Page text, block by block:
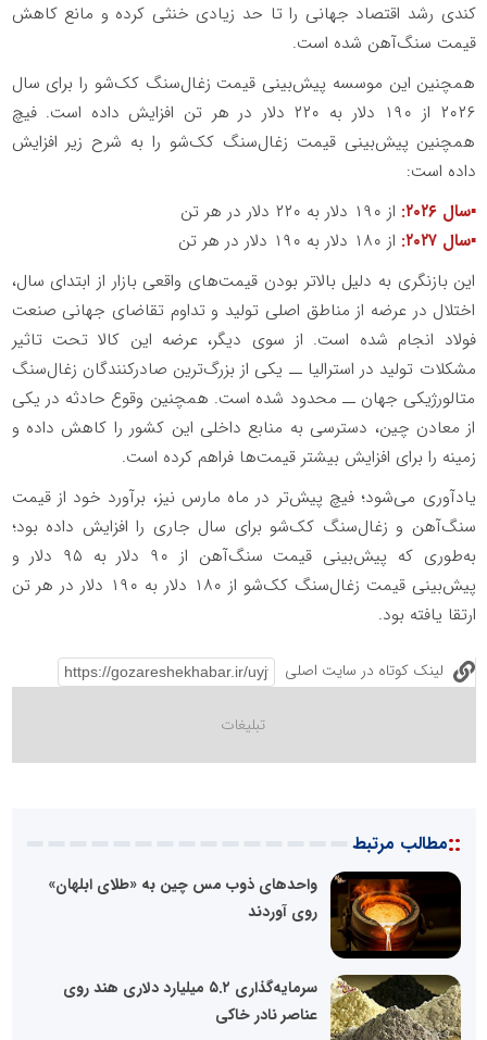
کندی رشد اقتصاد جهانی را تا حد زیادی خنثی کرده و مانع کاهش
قیمت سنگ‌آهن شده است.
همچنین این موسسه پیش‌بینی قیمت زغال‌سنگ کک‌شو را برای سال
۲۰۲۶ از ۱۹۰ دلار به ۲۲۰ دلار در هر تن افزایش داده است. فیچ
همچنین پیش‌بینی قیمت زغال‌سنگ کک‌شو را به شرح زیر افزایش
داده است:
▪️سال ۲۰۲۶:
از ۱۹۰ دلار به ۲۲۰ دلار در هر تن
▪️سال ۲۰۲۷:
از ۱۸۰ دلار به ۱۹۰ دلار در هر تن
این بازنگری به دلیل بالاتر بودن قیمت‌های واقعی بازار از ابتدای سال،
اختلال در عرضه از مناطق اصلی تولید و تداوم تقاضای جهانی صنعت
فولاد انجام شده است. از سوی دیگر، عرضه این کالا تحت تاثیر
مشکلات تولید در استرالیا ــ یکی از بزرگ‌ترین صادرکنندگان زغال‌سنگ
متالورژیکی جهان ــ محدود شده است. همچنین وقوع حادثه در یکی
از معادن چین، دسترسی به منابع داخلی این کشور را کاهش داده و
زمینه را برای افزایش بیشتر قیمت‌ها فراهم کرده است.
یادآوری می‌شود؛ فیچ پیش‌تر در ماه مارس نیز، برآورد خود از قیمت
سنگ‌آهن و زغال‌سنگ کک‌شو برای سال جاری را افزایش داده بود؛
به‌طوری که پیش‌بینی قیمت سنگ‌آهن از ۹۰ دلار به ۹۵ دلار و
پیش‌بینی قیمت زغال‌سنگ کک‌شو از ۱۸۰ دلار به ۱۹۰ دلار در هر تن
ارتقا یافته بود.
لینک کوتاه در سایت اصلی
::مطالب مرتبط
واحدهای ذوب مس چین به «طلای ابلهان»
روی آوردند
سرمایه‌گذاری ۵.۲ میلیارد دلاری هند روی
عناصر نادر خاکی